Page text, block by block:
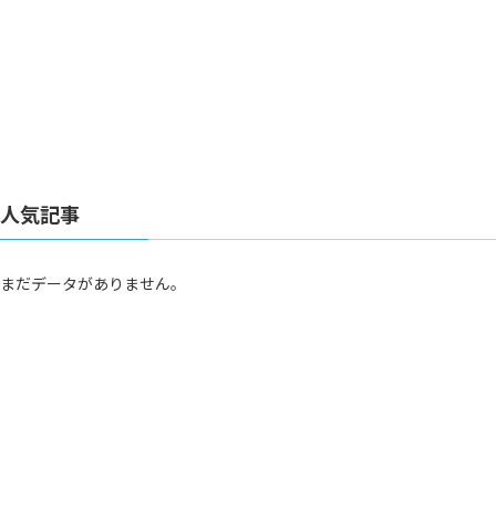
人気記事
まだデータがありません。